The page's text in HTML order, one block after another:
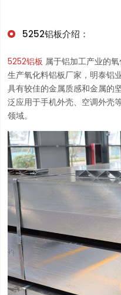
5252铝板介绍 ：
5252铝板属于铝加工产业的
生产氧化料铝板厂家，明泰铝
具有较佳的金属质感和金属的
泛应用于手机外壳、空调外壳
领域。